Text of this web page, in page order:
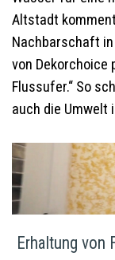
Altstadt
Nachbarschaft
von Dekorchoice
Flussufer.“ So
auch die Umwelt
Erhaltung von